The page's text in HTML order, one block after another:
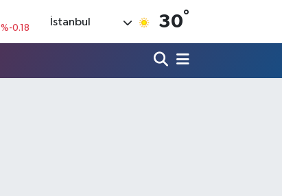
%-0.18
İstanbul 30°